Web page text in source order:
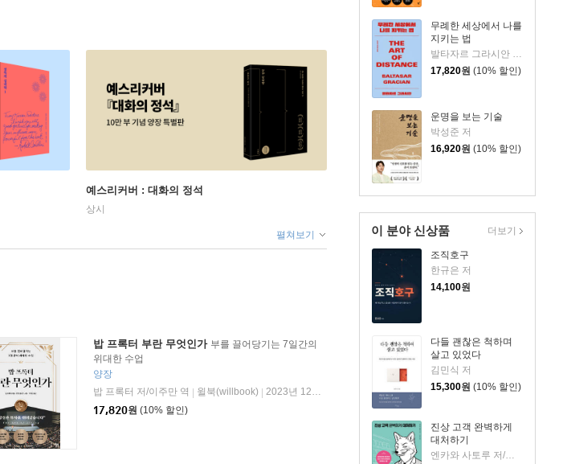
무례한 세상에서 나를
지키는 법
17,820원 (10% 할인)
운명을 보는 기술
박성준 저
16,920원 (10% 할인)
이 분야 신상품
조직호구
한규은 저
14,100원
다들 괜찮은 척하며
살고 있었다
김민식 저
15,300원 (10% 할인)
진상 고객 완벽하게
대처하기
엔카와 사토루 저/이주 역
더보기
예스리커버 : 대화의 정석
상시
펼쳐보기
밥 프록터 부란 무엇인가 부를 끌어당기는 7일간의
위대한 수업
양장
밥 프록터 저/이주만 역
윌북(willbook)
2023년 12월 09일
17,820원 (10% 할인)